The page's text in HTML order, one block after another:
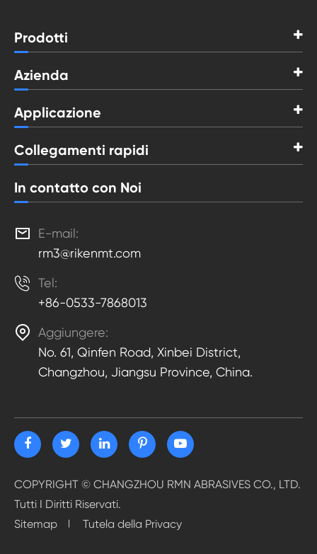
Prodotti
Azienda
Applicazione
Collegamenti rapidi
In contatto con Noi

E-mail:
rm3@rikenmt.com
 Tel:
+86-0533-7868013
 Aggiungere:
No. 61, Qinfen Road, Xinbei District,
Changzhou, Jiangsu Province, China.
COPYRIGHT © CHANGZHOU RMN ABRASIVES CO., LTD.
Tutti I Diritti Riservati.
Sitemap
Tutela della Privacy